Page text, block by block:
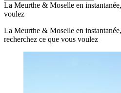
La Meurthe & Moselle en
voulez
La Meurthe & Moselle en instantanée,
recherchez ce que vous voulez